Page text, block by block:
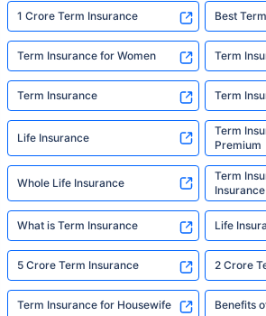
built to do. In his words, "Most
avoiding protection — they're
someone to make it easy. That's
here for."
1 Crore Term Insurance Best
Term Insurance for Women Term
Term Insurance Term
Life Insurance
Term
Premium
Whole Life Insurance
Term
Insurance
What is Term Insurance Life
5 Crore Term Insurance 2 Crore
Term Insurance for Housewife Benefits